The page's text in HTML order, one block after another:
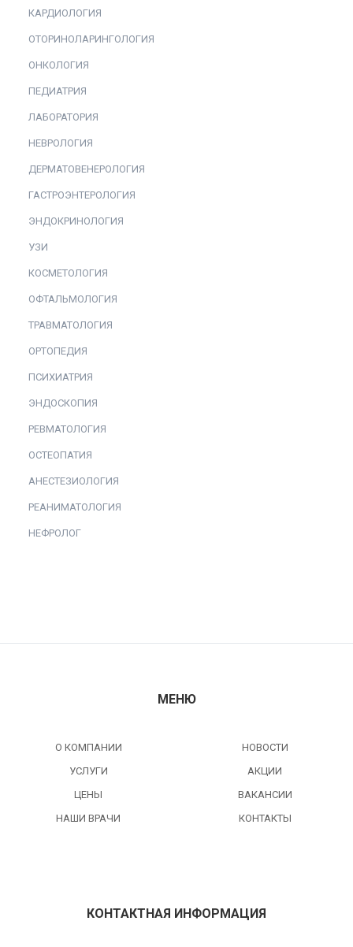
КАРДИОЛОГИЯ
ОТОРИНОЛАРИНГОЛОГИЯ
ОНКОЛОГИЯ
ПЕДИАТРИЯ
ЛАБОРАТОРИЯ
НЕВРОЛОГИЯ
ДЕРМАТОВЕНЕРОЛОГИЯ
ГАСТРОЭНТЕРОЛОГИЯ
ЭНДОКРИНОЛОГИЯ
УЗИ
КОСМЕТОЛОГИЯ
ОФТАЛЬМОЛОГИЯ
ТРАВМАТОЛОГИЯ
ОРТОПЕДИЯ
ПСИХИАТРИЯ
ЭНДОСКОПИЯ
РЕВМАТОЛОГИЯ
ОСТЕОПАТИЯ
АНЕСТЕЗИОЛОГИЯ
РЕАНИМАТОЛОГИЯ
НЕФРОЛОГ
МЕНЮ
О КОМПАНИИ
УСЛУГИ
ЦЕНЫ
НАШИ ВРАЧИ
НОВОСТИ
АКЦИИ
ВАКАНСИИ
КОНТАКТЫ
КОНТАКТНАЯ ИНФОРМАЦИЯ